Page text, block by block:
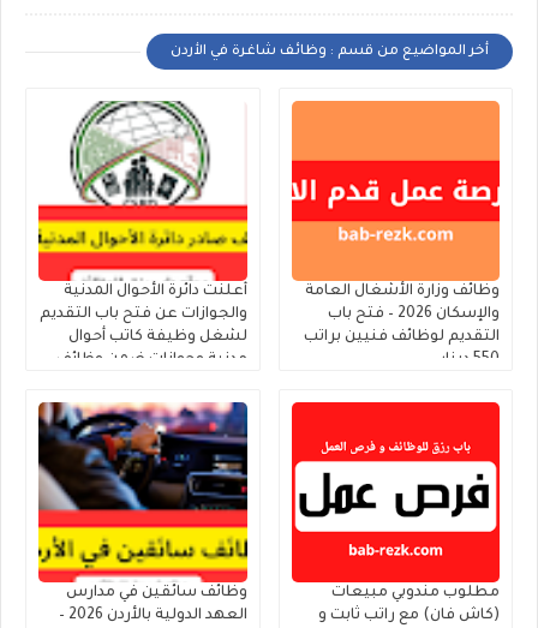
أخر المواضيع من قسم : وظائف شاغرة في الأردن
وظائف وزارة الأشغال العامة
والإسكان 2026 – فتح باب
التقديم لوظائف فنيين براتب
550 دينار
أعلنت دائرة الأحوال المدنية
والجوازات عن فتح باب التقديم
لشغل وظيفة كاتب أحوال
مدنية وجوازات ضمن وظائف
مطلوب مندوبي مبيعات
(كاش فان) مع راتب ثابت و
وظائف سائقين في مدارس
العهد الدولية بالأردن 2026 –